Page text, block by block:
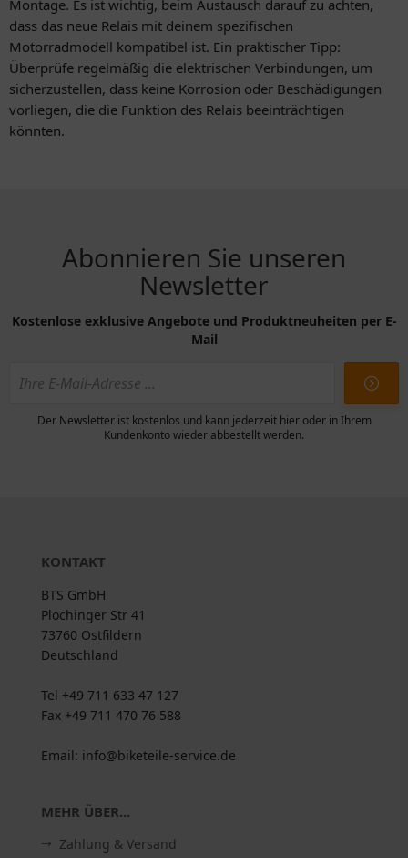
Montage. Es ist wichtig, beim Austausch darauf zu achten,
dass das neue Relais mit deinem spezifischen
Motorradmodell kompatibel ist. Ein praktischer Tipp:
Überprüfe regelmäßig die elektrischen Verbindungen, um
sicherzustellen, dass keine Korrosion oder Beschädigungen
vorliegen, die die Funktion des Relais beeinträchtigen
könnten.
Abonnieren Sie unseren
Newsletter
Kostenlose exklusive Angebote und Produktneuheiten per E-
Mail
Der Newsletter ist kostenlos und kann jederzeit hier oder in Ihrem
Kundenkonto wieder abbestellt werden.
KONTAKT
BTS GmbH
Plochinger Str 41
73760 Ostfildern
Deutschland
Tel +49 711 633 47 127
Fax +49 711 470 76 588
Email: info@biketeile-service.de
MEHR ÜBER...
Zahlung & Versand